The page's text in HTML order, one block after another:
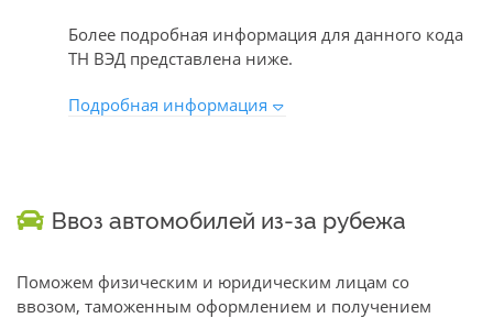
Более подробная информация для данного кода
ТН ВЭД представлена ниже.
Подробная информация
Ввоз автомобилей из-за рубежа
Поможем физическим и юридическим лицам со
ввозом, таможенным оформлением и получением